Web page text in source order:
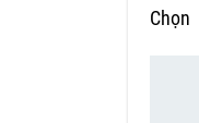
Chọn